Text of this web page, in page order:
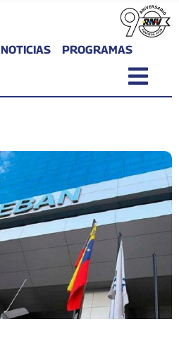
NOTICIAS PROGRAMAS